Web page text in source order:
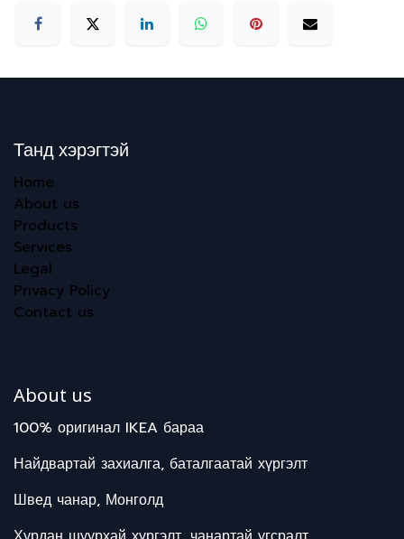
Танд хэрэгтэй
Home
About us
Products
Services
Legal
Privacy Policy
Contact us
About us
100% оригинал IKEA бараа
Найдвартай захиалга, баталгаатай хүргэлт
Швед чанар, Монголд